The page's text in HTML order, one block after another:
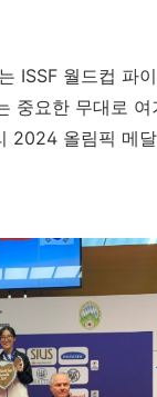
ISSF 월드컵 파
중요한 무대로
2024 올림픽 메